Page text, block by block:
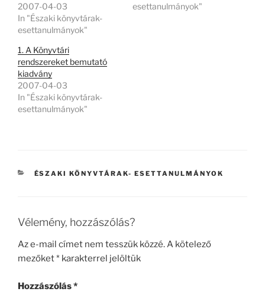
2007-04-03
In "Északi könyvtárak-
esettanulmányok"
esettanulmányok"
1. A Könyvtári
rendszereket bemutató
kiadvány
2007-04-03
In "Északi könyvtárak-
esettanulmányok"
KATEGÓRIÁK
ÉSZAKI KÖNYVTÁRAK- ESETTANULMÁNYOK
Vélemény, hozzászólás?
Az e-mail címet nem tesszük közzé.A kötelező
mezőket* karakterrel jelöltük
Hozzászólás*